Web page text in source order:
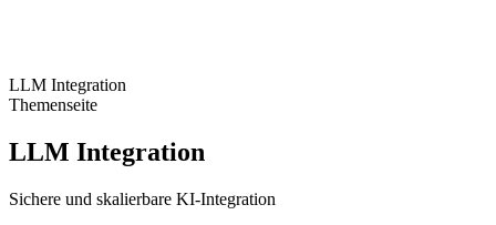
LLM Integration
Themenseite
LLM Integration
Sichere und skalierbare KI-Integration